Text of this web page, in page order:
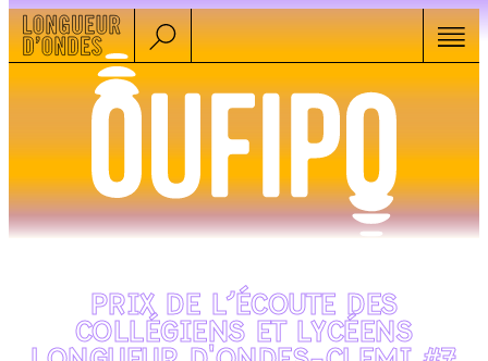
PRIX DE L’ÉCOUTE DES
COLLÉGIENS ET LYCÉENS